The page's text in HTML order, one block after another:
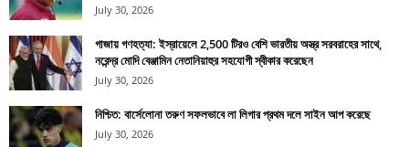
July 30, 2026
গাজায় গণহত্যা: ইস্রায়েলে 2,500 টিরও বেশি ভারতীয় অস্ত্র সরবরাহের সাথে,
নরেন্দ্র মোদি বেঞ্জামিন নেতানিয়াহুর সহযোগী স্বীকার করেছেন
July 30, 2026
নিশ্চিত: বার্সেলোনা তরুণ সফলভাবে লা লিগার প্রথম দলে সাইন আপ করেছে
July 30, 2026